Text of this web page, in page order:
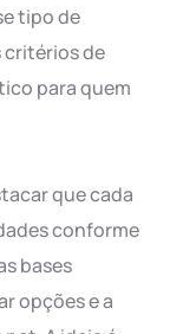
tipo de
critérios de
para quem
que cada
conforme
bases
opções e a